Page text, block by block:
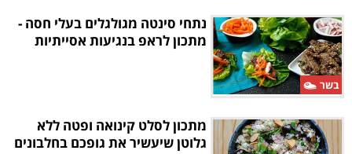
בשר
נתחי סינטה מגולגלים בעלי חסה -
מתכון לראפ בנגיעות אסייתיות
מתכון לסלט קינואה ופטה ללא
גלוטן שיעשיר את גופכם בחלבונים